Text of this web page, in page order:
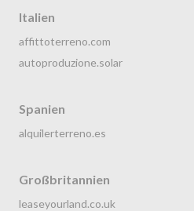
Italien
affittoterreno.com
autoproduzione.solar
Spanien
alquilerterreno.es
Großbritannien
leaseyourland.co.uk